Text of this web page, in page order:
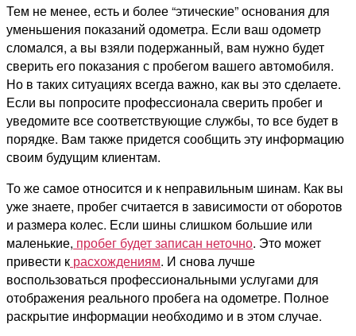
Тем не менее, есть и более “этические” основания для
уменьшения показаний одометра. Если ваш одометр
сломался, а вы взяли подержанный, вам нужно будет
сверить его показания с пробегом вашего автомобиля.
Но в таких ситуациях всегда важно, как вы это сделаете.
Если вы попросите профессионала сверить пробег и
уведомите все соответствующие службы, то все будет в
порядке. Вам также придется сообщить эту информацию
своим будущим клиентам.
То же самое относится и к неправильным шинам. Как вы
уже знаете, пробег считается в зависимости от оборотов
и размера колес. Если шины слишком большие или
маленькие, пробег будет записан неточно. Это может
привести к расхождениям. И снова лучше
воспользоваться профессиональными услугами для
отображения реального пробега на одометре. Полное
раскрытие информации необходимо и в этом случае.